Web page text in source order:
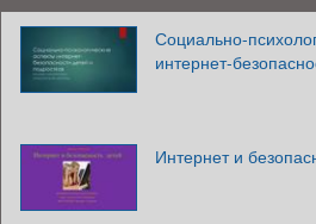
Социально-
интернет-
Интернет и